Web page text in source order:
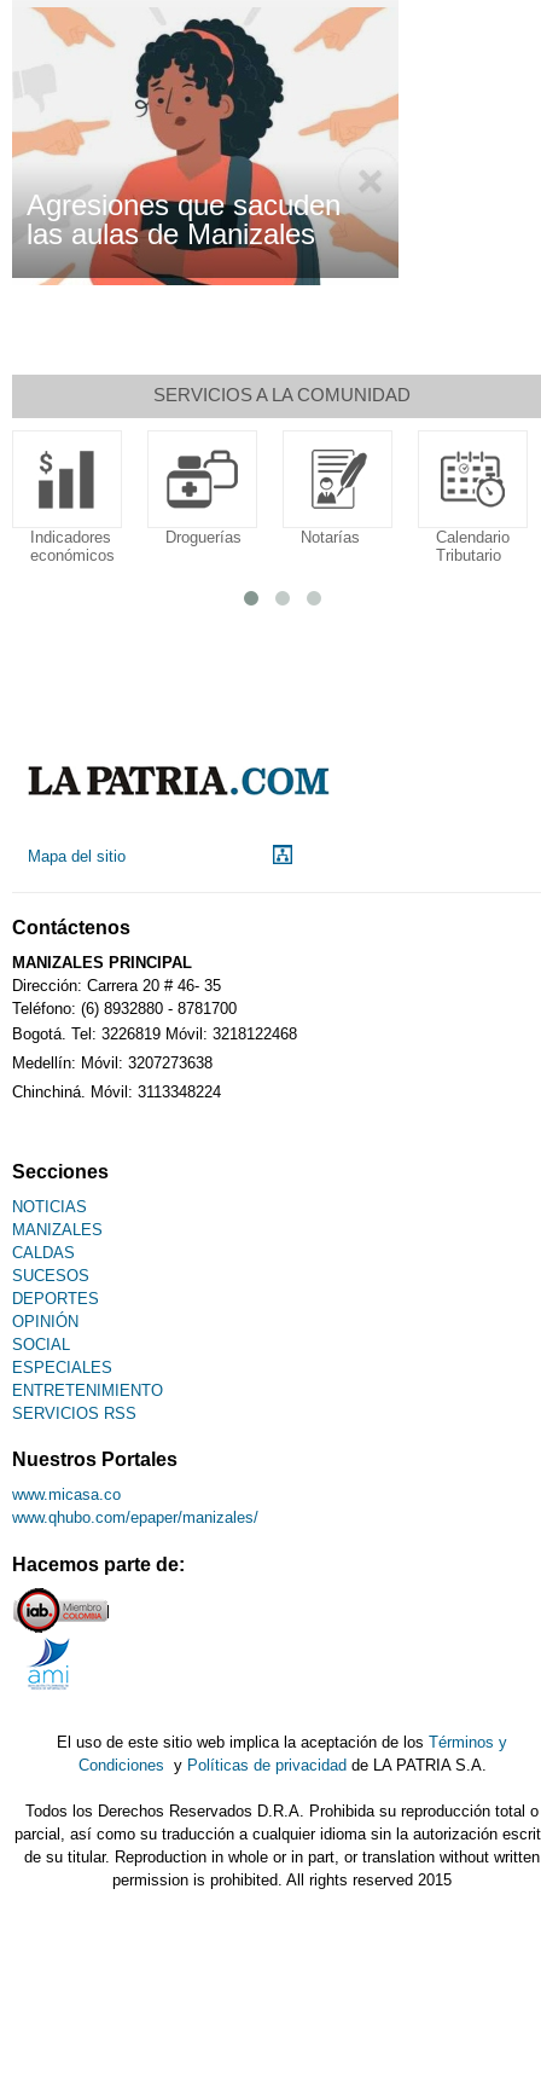
Agresiones que sacuden
las aulas de Manizales
SERVICIOS A LA COMUNIDAD
Indicadores
económicos
Droguerías Notarías
Calendario
Tributario
Mapa del sitio
Contáctenos
MANIZALES PRINCIPAL
Dirección: Carrera 20 # 46- 35
Teléfono: (6) 8932880 - 8781700
Bogotá. Tel: 3226819 Móvil: 3218122468
Medellín: Móvil: 3207273638
Chinchiná. Móvil: 3113348224
Secciones
NOTICIAS
MANIZALES
CALDAS
SUCESOS
DEPORTES
OPINIÓN
SOCIAL
ESPECIALES
ENTRETENIMIENTO
SERVICIOS RSS
Nuestros Portales
www.micasa.co
www.qhubo.com/epaper/manizales/
Hacemos parte de:
El uso de este sitio web implica la aceptación de losTérminos y
Condiciones y Políticas de privacidad de LA PATRIA S.A.
Todos los Derechos Reservados D.R.A. Prohibida su reproducción total o
parcial, así como su traducción a cualquier idioma sin la autorización
de su titular. Reproduction in whole or in part, or translation without written
permission is prohibited. All rights reserved 2015